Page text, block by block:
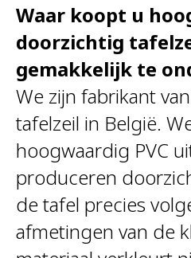
Waar koopt u
doorzichtig
gemakkelijk te
We zijn fabrikant
tafelzeil in België.
hoogwaardig PVC
produceren
de tafel precies
afmetingen van de